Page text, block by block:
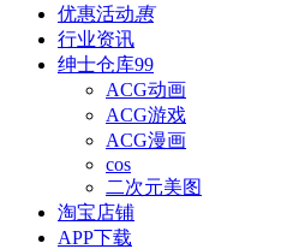
优惠活动惠
行业资讯
绅士仓库99
ACG动画
ACG游戏
ACG漫画
cos
二次元美图
淘宝店铺
APP下载